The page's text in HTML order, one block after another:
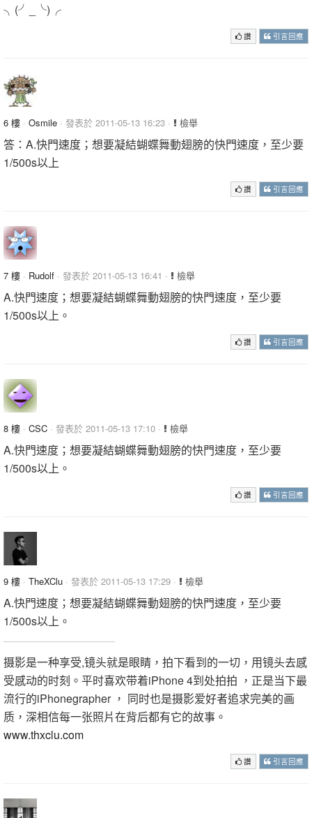
╮(╯_╰)╭
讚 引言回應
6 樓 · Osmile · 發表於 2011-05-13 16:23 · 檢舉
答：A.快門速度；想要凝結蝴蝶舞動翅膀的快門速度，至少要
1/500s以上
讚 引言回應
7 樓 · Rudolf · 發表於 2011-05-13 16:41 · 檢舉
A.快門速度；想要凝結蝴蝶舞動翅膀的快門速度，至少要
1/500s以上。
讚 引言回應
8 樓 · CSC · 發表於 2011-05-13 17:10 · 檢舉
A.快門速度；想要凝結蝴蝶舞動翅膀的快門速度，至少要
1/500s以上。
讚 引言回應
9 樓 · TheXClu · 發表於 2011-05-13 17:29 · 檢舉
A.快門速度；想要凝結蝴蝶舞動翅膀的快門速度，至少要
1/500s以上。
摄影是一种享受,镜头就是眼睛，拍下看到的一切，用镜头去感
受感动的时刻。平时喜欢带着iPhone 4到处拍拍 ，正是当下最
流行的iPhonegrapher ， 同时也是摄影爱好者追求完美的画
质，深相信每一张照片在背后都有它的故事。
www.thxclu.com
讚 引言回應